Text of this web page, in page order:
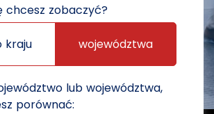
chcesz zobaczyć?
kraju województwa
lub województwa,
porównać: